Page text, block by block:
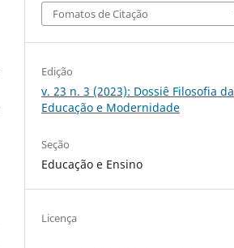
Fomatos de Citação
Edição
v. 23 n. 3 (2023): Dossiê Filosofia da
Educação e Modernidade
Seção
Educação e Ensino
Licença